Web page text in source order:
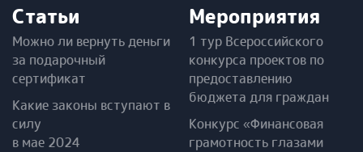
Статьи
Можно ли вернуть деньги
за подарочный
сертификат
Какие законы вступают в
силу
в мае 2024
Мероприятия
1 тур Всероссийского
конкурса проектов по
предоставлению
бюджета для граждан
Конкурс «Финансовая
грамотность глазами